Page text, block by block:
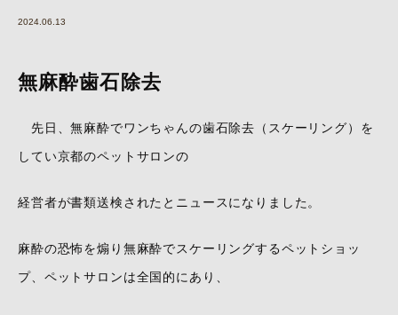
2024.06.13
無麻酔歯石除去
先日、無麻酔でワンちゃんの歯石除去（スケーリング）を
してい京都のペットサロンの
経営者が書類送検されたとニュースになりました。
麻酔の恐怖を煽り無麻酔でスケーリングするペットショッ
プ、ペットサロンは全国的にあり、